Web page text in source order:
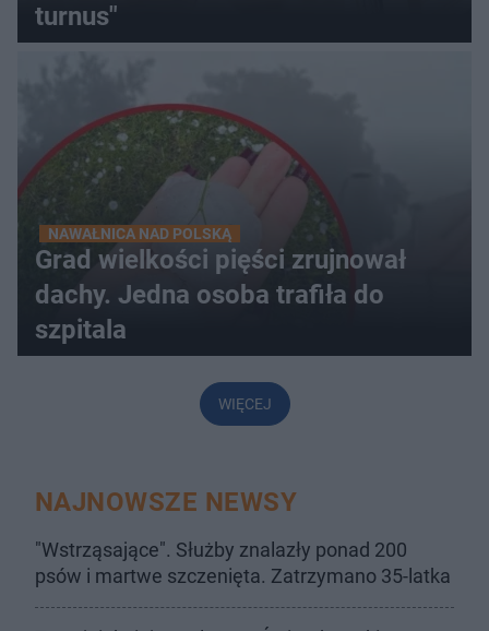
turnus"
NAWAŁNICA NAD POLSKĄ
Grad wielkości pięści zrujnował
dachy. Jedna osoba trafiła do
szpitala
WIĘCEJ
NAJNOWSZE NEWSY
"Wstrząsające". Służby znalazły ponad 200
psów i martwe szczenięta. Zatrzymano 35-latka